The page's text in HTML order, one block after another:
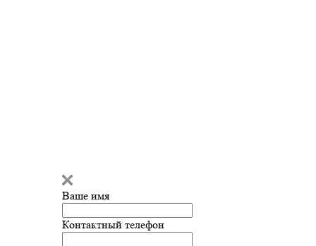
Ваше имя
Контактный телефон
Введите сообщение